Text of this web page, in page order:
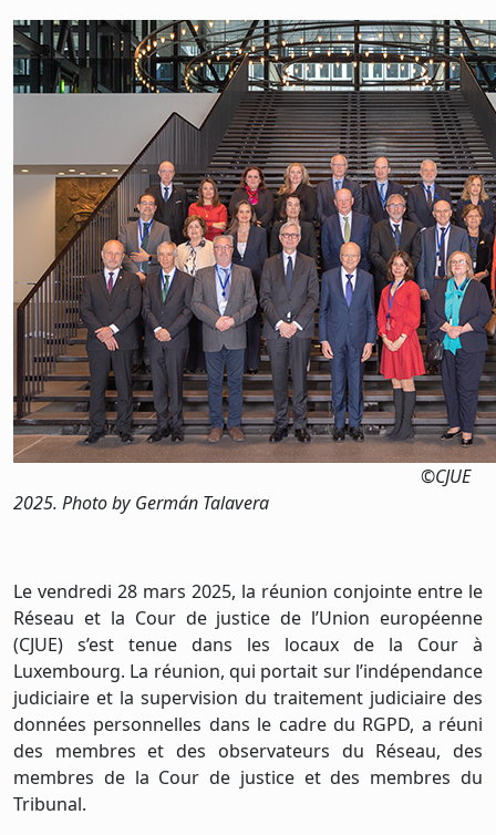
©CJUE
2025. Photo by Germán Talavera
Le vendredi 28 mars 2025, la réunion conjointe entre le
Réseau et la Cour de justice de l’Union européenne
(CJUE) s’est tenue dans les locaux de la Cour à
Luxembourg. La réunion, qui portait sur l’indépendance
judiciaire et la supervision du traitement judiciaire des
données personnelles dans le cadre du RGPD, a réuni
des membres et des observateurs du Réseau, des
membres de la Cour de justice et des membres du
Tribunal.